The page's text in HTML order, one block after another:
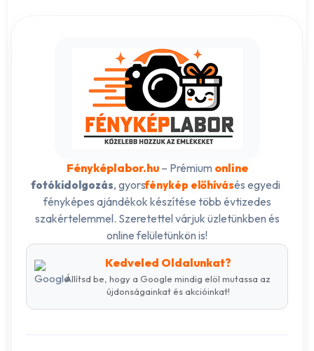
Fényképlabor.hu– Prémium online
fotókidolgozás, gyorsfénykép előhívásés egyedi
fényképes ajándékok készítése több évtizedes
szakértelemmel. Szeretettel várjuk üzletünkben és
online felületünkön is!
Kedveled Oldalunkat?
Állítsd be, hogy a Google mindig elöl mutassa az
újdonságainkat és akcióinkat!